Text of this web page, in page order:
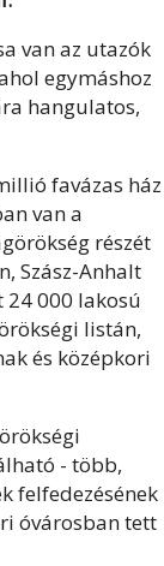
van az utazók
egymáshoz
hangulatos,
favázas ház
van a
részét
Szász-Anhalt
000 lakosú
listán,
és középkori
- több,
felfedezésének
óvárosban tett